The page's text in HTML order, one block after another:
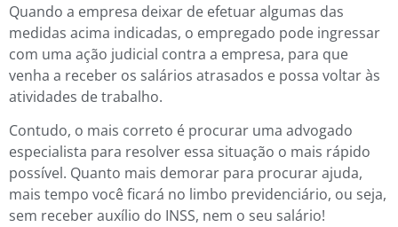
Quando a empresa deixar de efetuar algumas das
medidas acima indicadas, o empregado pode ingressar
com uma ação judicial contra a empresa, para que
venha a receber os salários atrasados e possa voltar às
atividades de trabalho.
Contudo, o mais correto é procurar uma advogado
especialista para resolver essa situação o mais rápido
possível. Quanto mais demorar para procurar ajuda,
mais tempo você ficará no limbo previdenciário, ou seja,
sem receber auxílio do INSS, nem o seu salário!